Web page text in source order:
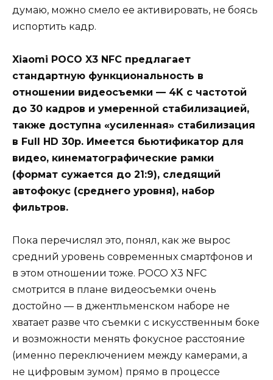
думаю, можно смело ее активировать, не боясь
испортить кадр.
Xiaomi POCO X3 NFC предлагает
стандартную функциональность в
отношении видеосъемки — 4K с частотой
до 30 кадров и умеренной стабилизацией,
также доступна «усиленная» стабилизация
в Full HD 30p. Имеется бьютификатор для
видео, кинематографические рамки
(формат сужается до 21:9), следящий
автофокус (среднего уровня), набор
фильтров.
Пока перечислял это, понял, как же вырос
средний уровень современных смартфонов и
в этом отношении тоже. POCO X3 NFC
смотрится в плане видеосъемки очень
достойно — в джентльменском наборе не
хватает разве что съемки с искусственным боке
и возможности менять фокусное расстояние
(именно переключением между камерами, а
не цифровым зумом) прямо в процессе